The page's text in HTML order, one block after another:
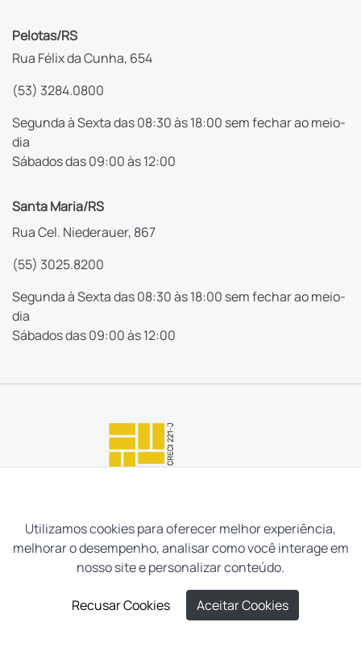
Pelotas/RS
Rua Félix da Cunha, 654
(53) 3284.0800
Segunda à Sexta das 08:30 às 18:00 sem fechar ao meio-
dia
Sábados das 09:00 às 12:00
Santa Maria/RS
Rua Cel. Niederauer, 867
(55) 3025.8200
Segunda à Sexta das 08:30 às 18:00 sem fechar ao meio-
dia
Sábados das 09:00 às 12:00
Neves e Filhos Administração e Intermediação de Imóveis
Utilizamos cookies para oferecer melhor experiência,
melhorar o desempenho, analisar como você interage em
nosso site e personalizar conteúdo.
Recusar Cookies Aceitar Cookies